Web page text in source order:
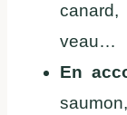
veau…
En